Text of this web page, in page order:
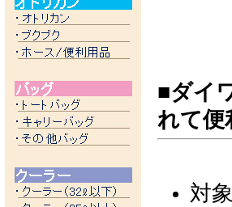
■ダイ
れて便
対